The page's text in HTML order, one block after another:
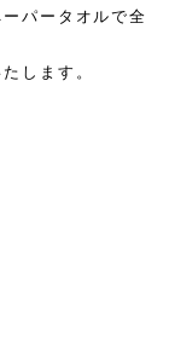
パータオルで全
します。